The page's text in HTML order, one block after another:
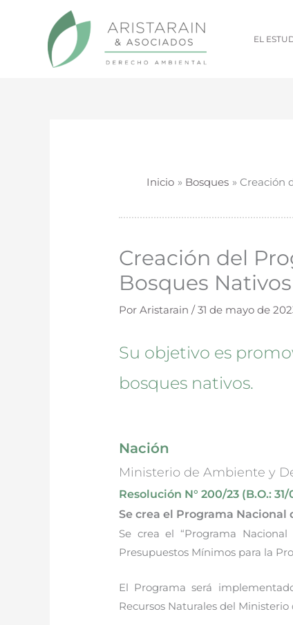
contenido
EL
Inicio Bosques Creación
Creación del
Bosques
PorAristarain/31 de mayo de
Su objetivo es
bosques nativos.
Nación
Ministerio de Ambiente y
Resolución N° 200/23 (B.O.: 31/
Se crea el Programa Nacional
Se crea el “Programa
Presupuestos Mínimos para la
El Programa será
Recursos Naturales del